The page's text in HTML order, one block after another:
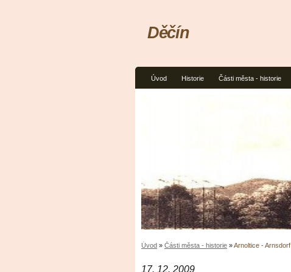
Úvod Historie Části města - historie
Děčín
Úvod » Části města - historie »Arnoltice - Arnsdorf
17. 12. 2009